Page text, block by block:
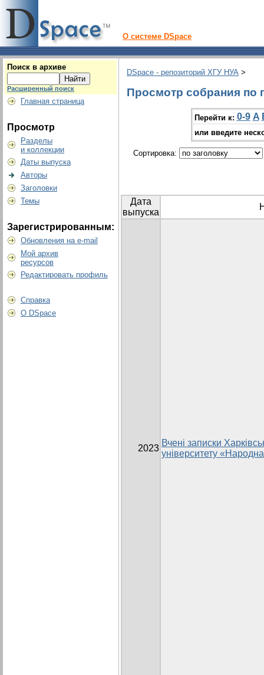
О системе DSpace
Поиск в архиве
Расширенный поиск
Главная страница
Просмотр
Разделы
и коллекции
Даты выпуска
Авторы
Заголовки
Темы
Зарегистрированным:
Обновления на e-mail
Мой архив
ресурсов
Редактировать профиль
Справка
О DSpace
DSpace - репозиторий ХГУ НУА >
Просмотр собрания по
Перейти к: 0-9 A
или введите
Сортировка:
Дата
выпуска
2023
Вчені записки
університету